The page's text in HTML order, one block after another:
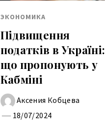
ЭКОНОМИКА
Підвищення
податків в Україні:
що пропонують у
Кабміні
Аксения Кобцева
18/07/2024